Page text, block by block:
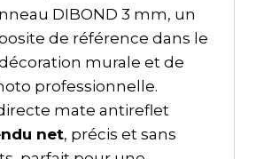
DIBOND 3 mm, un
de référence dans le
murale et de
professionnelle.
mate antireflet
net, précis et sans